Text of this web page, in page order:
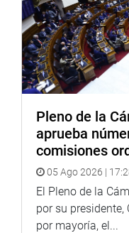
Pleno de la
aprueba
comisiones
05 Ago 2026 |
El Pleno de la
por su presidente,
por mayoría, el...